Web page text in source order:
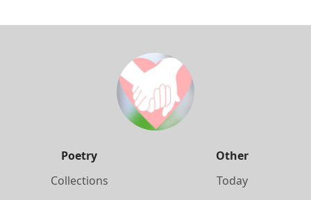
Poetry
Collections
Other
Today